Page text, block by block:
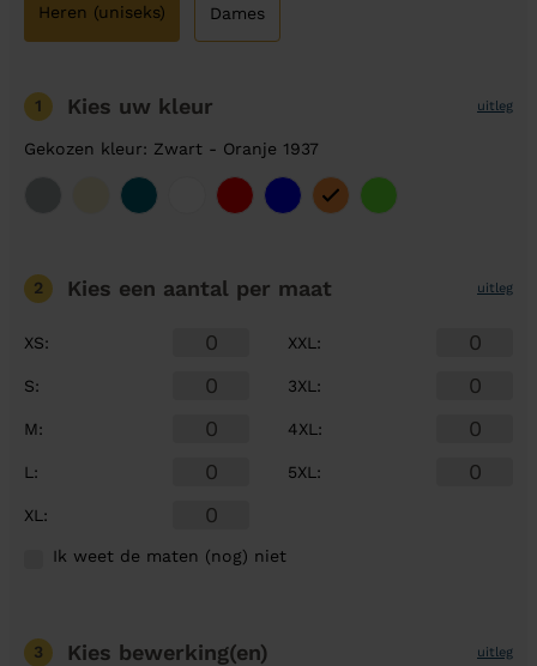
Heren (uniseks) Dames
1 Kies uw kleur uitleg
Gekozen kleur: Zwart - Oranje 1937
2 Kies een aantal per maat uitleg
XS:
S:
M:
L :
XL :
XXL :
3XL :
4XL :
5XL :
Ik weet de maten (nog) niet
3 Kies bewerking(en) uitleg